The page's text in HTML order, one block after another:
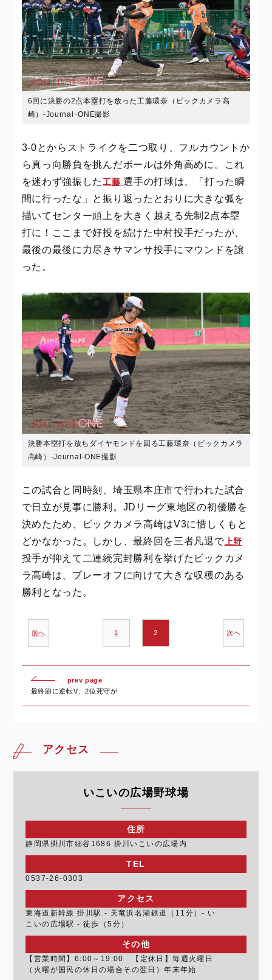
6回に決勝の2点本塁打を放った工藤環奈（ビックカメラ高
崎）-JournalｰONE撮影
3-0とからストライクを二つ取り、フルカウントか
ら真っ向勝負を挑んだボールは外角高めに。これ
を迷わず強振した工藤選手の打球は、「打った瞬
間に行ったな」と振り返ったとおりに大きな弧を
描いてセンター頭上を大きく越える先制2点本塁
打に！ここまで好投を続けた中村投手だったが、
最後の最後に力尽きサマンサ投手にマウンドを譲
った。
決勝本塁打を放ちダイヤモンドを回る工藤環奈（ビックカメラ
高崎）-Journal-ONE撮影
この試合と同時刻、埼玉県本庄市で行われた試合
で日立が見事に勝利。JDリーグ東地区の初優勝を
決めたため、ビックカメラ高崎はV3に惜しくもと
どかなかった。しかし、最終回を三者凡退で上野
投手が抑えて二連続完封勝利を挙げたビックカメ
ラ高崎は、プレーオフに向けて大きな収穫のある
勝利となった。
前へ 1 2 次へ
prev page
最終節に逆転V、2位死守が
アクセス
いこいの広場野球場
住所
静岡県掛川市細谷1686 掛川いこいの広場内
TEL
0537-26-0303
アクセス
東海道新幹線 掛川駅 - 天竜浜名湖鉄道（11分）- い
こいの広場駅 - 徒歩（5分）
その他
【営業時間】6:00～19:00 【定休日】毎週火曜日
（火曜が国民の休日の場合その翌日）年末年始